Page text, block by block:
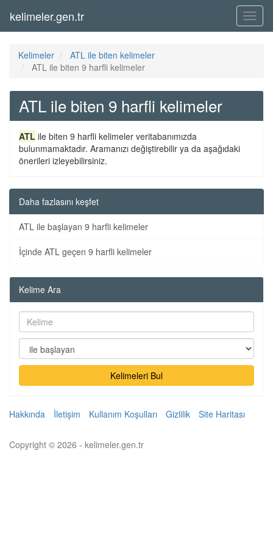
Menü
kelimeler.gen.tr
Kelimeler
ATL ile biten kelimeler
ATL ile biten 9 harfli kelimeler
ATL ile biten 9 harfli kelimeler
ATL ile biten 9 harfli kelimeler veritabanımızda
bulunmamaktadır. Aramanızı değiştirebilir ya da aşağıdaki
önerileri izleyebilirsiniz.
Daha fazlasını keşfet
ATL ile başlayan 9 harfli kelimeler
İçinde ATL geçen 9 harfli kelimeler
Kelime Ara
Kelimeleri Bul
Hakkında İletişim Kullanım Koşulları Gizlilik Site Haritası
Copyright © 2026 - kelimeler.gen.tr